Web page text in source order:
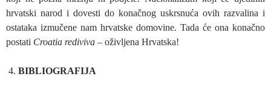
hrvatski narod i dovesti do konačnog uskrsnuća ovih razvalina i
ostataka izmučene nam hrvatske domovine. Tada će ona konačno
postati Croatia rediviva – oživljena Hrvatska!
BIBLIOGRAFIJA